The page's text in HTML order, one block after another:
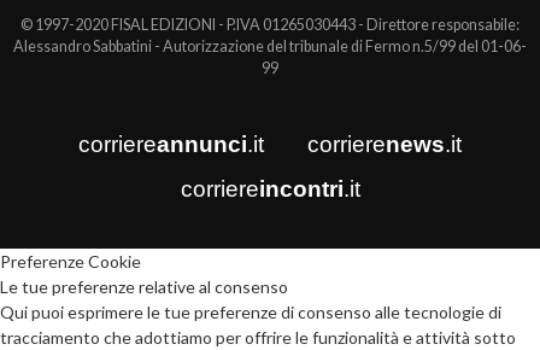
© 1997-2020 FISAL EDIZIONI - P.IVA 01265030443 - Direttore responsabile:
Alessandro Sabbatini - Autorizzazione del tribunale di Fermo n.5/99 del 01-06-
99
corriereannunci.it corrierenews.it
corriereincontri.it
Preferenze Cookie
Le tue preferenze relative al consenso
Qui puoi esprimere le tue preferenze di consenso alle tecnologie di
tracciamento che adottiamo per offrire le funzionalità e attività sotto